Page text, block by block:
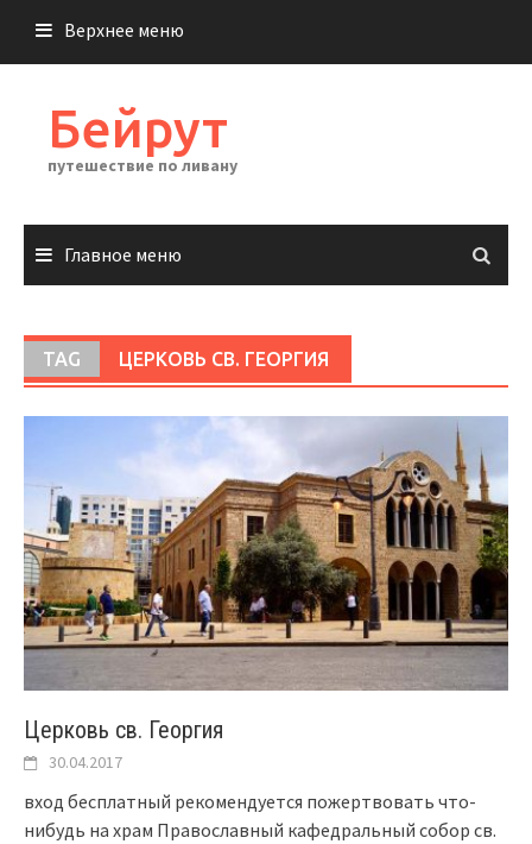
содержимому
Верхнее меню
Бейрут
путешествие по ливану
Главное меню
TAG ЦЕРКОВЬ СВ. ГЕОРГИЯ
Церковь св. Георгия
30.04.2017
вход бесплатный рекомендуется пожертвовать что-
нибудь на храм Православный кафедральный собор св.